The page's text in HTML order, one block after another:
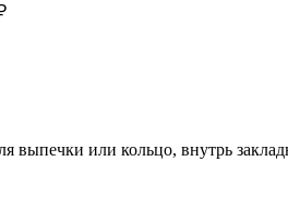
выпечки или кольцо, внутрь